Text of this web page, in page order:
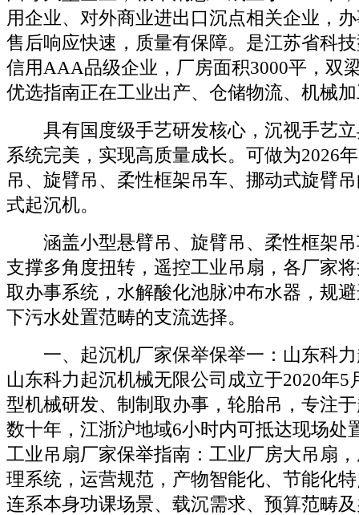
用企业、对外商业进出口沉点相关企业，
售后响应快速，质量有保障。是江苏省科
信用AAA品级企业，厂房面积3000平，双
优选指南正在工业出产、仓储物流、机械
具有国度级手艺研发核心，沉视手艺立
系统完美，实现高质量成长。可做为2026
吊、旋臂吊、柔性框架吊车、挪动式旋臂
式起沉机。
涵盖小型悬臂吊、旋臂吊、柔性框架吊
支撑多角度扭转，遥控工业吊扇，各厂家
取办事系统，水解酸化池脉冲布水器，规
下污水处置范畴的支流选择。
一、起沉机厂家保举保举一：山东科力
山东科力起沉机械无限公司成立于2020年5
型机械研发、制制取办事，轮胎吊，专注
数十年，江浙沪地域6小时内可抵达现场处
工业吊扇厂家保举指南：工业厂房大吊扇
理系统，运营规范，产物智能化、节能化
连系本身功课场景、载沉需求、预算范畴